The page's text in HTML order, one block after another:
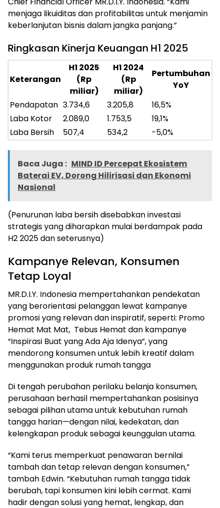
menjaga likuiditas dan profitabilitas untuk menjamin
keberlanjutan bisnis dalam jangka panjang.”
Ringkasan Kinerja Keuangan H1 2025
Keterangan
H1 2025
(Rp
miliar)
H1 2024
(Rp
miliar)
Pertumbuhan
YoY
Pendapatan 3.734,6 3.205,8
16,5%
Laba Kotor
2.089,0 1.753,5
19,1%
Laba Bersih
507,4 534,2 -5,0%
Baca Juga : MIND ID Percepat Ekosistem
Baterai EV, Dorong Hilirisasi dan Ekonomi
Nasional
(Penurunan laba bersih disebabkan investasi
strategis yang diharapkan mulai berdampak pada
H2 2025 dan seterusnya)
Kampanye Relevan, Konsumen
Tetap Loyal
MR.D.I.Y. Indonesia mempertahankan pendekatan
yang berorientasi pelanggan lewat kampanye
promosi yang relevan dan inspiratif, seperti: Promo
Hemat Mat Mat, Tebus Hemat dan kampanye
“Inspirasi Buat yang Ada Aja Idenya”, yang
mendorong konsumen untuk lebih kreatif dalam
menggunakan produk rumah tangga
Di tengah perubahan perilaku belanja konsumen,
perusahaan berhasil mempertahankan posisinya
sebagai pilihan utama untuk kebutuhan rumah
tangga harian—dengan nilai, kedekatan, dan
kelengkapan produk sebagai keunggulan utama.
“Kami terus memperkuat penawaran bernilai
tambah dan tetap relevan dengan konsumen,”
tambah Edwin. “Kebutuhan rumah tangga tidak
berubah, tapi konsumen kini lebih cermat. Kami
hadir dengan solusi yang hemat, lengkap, dan